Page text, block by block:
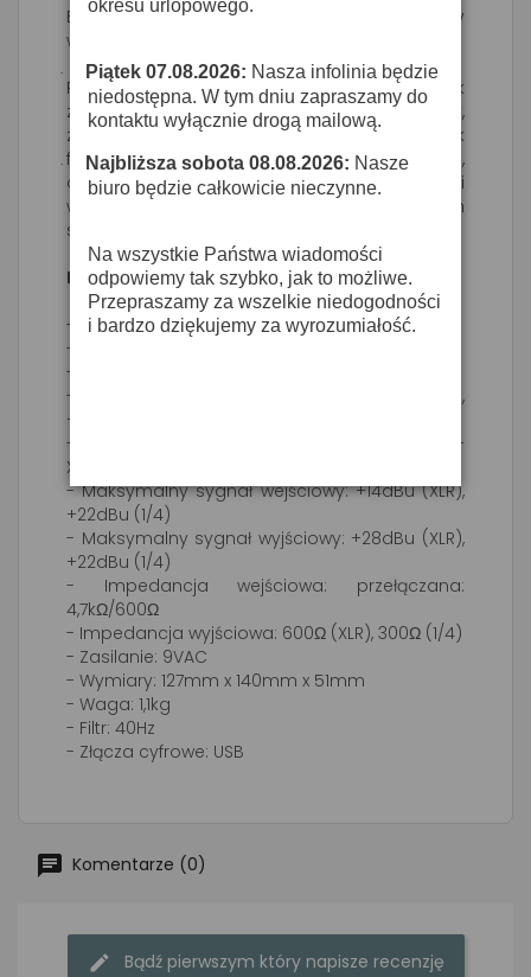
Budżetowy przedwzmacniacz lampowy
wyposażony w lampę 12AX7A oraz wyjście USB.
Przełącznik impedancji wejściowej, przełącznik
zakresu wzmocnienia, filtr górno-przepustowy,
zasilanie Phantom +48V, limiter, przełącznik
fazy sygnału, diodowy miernik wysterowania,
osobne regulacje dla sygnału wyjściowego i
wejściowego. Doskonały do domowych
studiów lektorskich.
Dane techniczne:
- Zakres dynamiki: >100dB (20Hz – 20kHz)
- Pasmo przenoszenia: 10Hz – 40kHz (+0,-1dB)
- Zniekształcenia harmoniczne THD: <0,05%
- Maksymalne wzmocnienie: 70dB (XLR – XLR),
+50dB(jack – jack)
- Szumy wejściowe: -129dBu („A ważone, XLR-
XLR)
- Maksymalny sygnał wejściowy: +14dBu (XLR),
+22dBu (1/4)
- Maksymalny sygnał wyjściowy: +28dBu (XLR),
+22dBu (1/4)
- Impedancja wejściowa: przełączana:
4,7kΩ/600Ω
- Impedancja wyjściowa: 600Ω (XLR), 300Ω (1/4)
- Zasilanie: 9VAC
- Wymiary: 127mm x 140mm x 51mm
- Waga: 1,1kg
- Filtr: 40Hz
- Złącza cyfrowe: USB
Komentarze (0)
Bądź pierwszym który napisze recenzję
okresu urlopowego.
· Piątek 07.08.2026: Nasza infolinia będzie
niedostępna. W tym dniu zapraszamy do
kontaktu wyłącznie drogą mailową.
· Najbliższa sobota 08.08.2026: Nasze
biuro będzie całkowicie nieczynne.
Na wszystkie Państwa wiadomości
odpowiemy tak szybko, jak to możliwe.
Przepraszamy za wszelkie niedogodności
i bardzo dziękujemy za wyrozumiałość.